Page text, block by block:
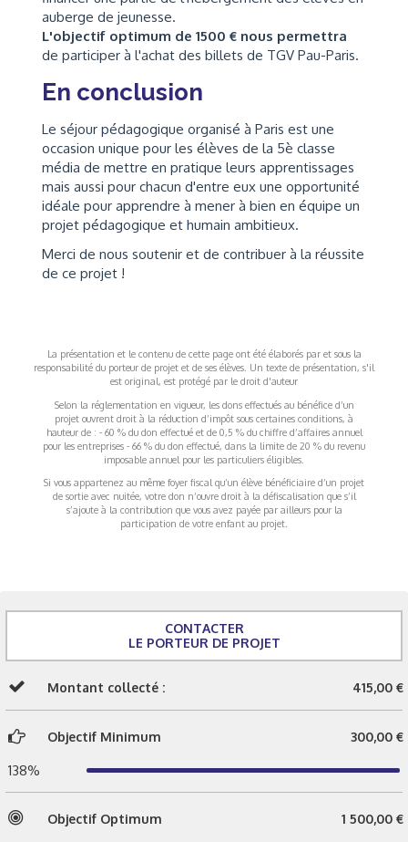
auberge de jeunesse.
L'objectif optimum de 1500 € nous permettra
de participer à l'achat des billets de TGV Pau-Paris.
En conclusion
Le séjour pédagogique organisé à Paris est une
occasion unique pour les élèves de la 5è classe
média de mettre en pratique leurs apprentissages
mais aussi pour chacun d'entre eux une opportunité
idéale pour apprendre à mener à bien en équipe un
projet pédagogique et humain ambitieux.
Merci de nous soutenir et de contribuer à la réussite
de ce projet !
La présentation et le contenu de cette page ont été élaborés par et sous la
responsabilité du porteur de projet et de ses élèves. Un texte de présentation, s'il
est original, est protégé par le droit d'auteur
Selon la réglementation en vigueur, les dons effectués au bénéfice d’un
projet ouvrent droit à la réduction d’impôt sous certaines conditions, à
hauteur de : - 60 % du don effectué et de 0,5 % du chiffre d’affaires annuel
pour les entreprises - 66 % du don effectué, dans la limite de 20 % du revenu
imposable annuel pour les particuliers éligibles.
Si vous appartenez au même foyer fiscal qu’un élève bénéficiaire d’un projet
de sortie avec nuitée, votre don n’ouvre droit à la défiscalisation que s’il
s’ajoute à la contribution que vous avez payée par ailleurs pour la
participation de votre enfant au projet.
CONTACTER
LE PORTEUR DE PROJET
Montant collecté : 415,00 €
Objectif Minimum 300,00 €
138%
Objectif Optimum 1 500,00 €